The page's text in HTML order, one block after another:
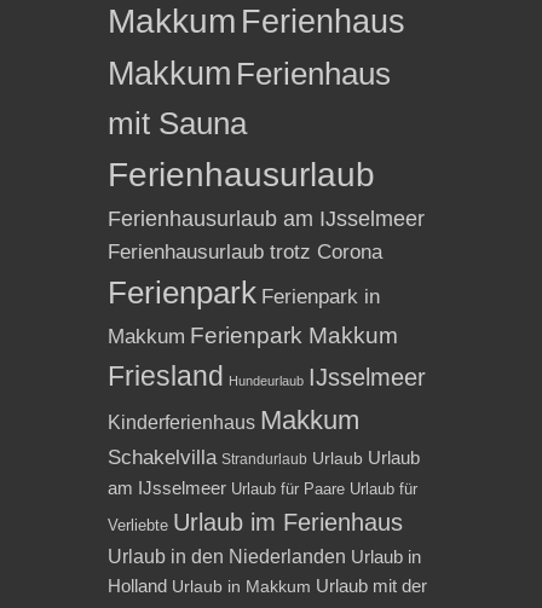
Makkum Ferienhaus
Makkum Ferienhaus
mit Sauna
Ferienhausurlaub
Ferienhausurlaub am IJsselmeer
Ferienhausurlaub trotz Corona
Ferienpark Ferienpark in
Makkum Ferienpark Makkum
Friesland Hundeurlaub IJsselmeer
Kinderferienhaus Makkum
Schakelvilla Strandurlaub Urlaub Urlaub
am IJsselmeer Urlaub für Paare Urlaub für
Verliebte Urlaub im Ferienhaus
Urlaub in den Niederlanden Urlaub in
Holland Urlaub in Makkum Urlaub mit der